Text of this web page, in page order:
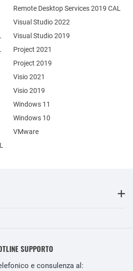
Remote Desktop Services 2019 CAL
Visual Studio 2022
Visual Studio 2019
Project 2021
Project 2019
Visio 2021
Visio 2019
Windows 11
Windows 10
VMware
SUPPORTO
e consulenza al: